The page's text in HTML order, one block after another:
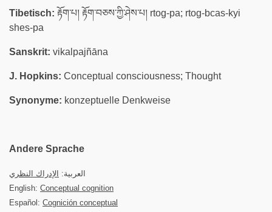
Tibetisch: རྟོག་པ། རྟོག་བཅས་ཀྱི་ཤེས་པ། rtog-pa; rtog-bcas-kyi
shes-pa
Sanskrit: vikalpajñāna
J. Hopkins: Conceptual consciousness; Thought
Synonyme: konzeptuelle Denkweise
Andere Sprache
العربية:
الإدراك النظري
English: Conceptual cognition
Español: Cognición conceptual